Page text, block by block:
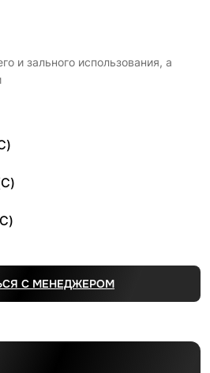
и зального использования, а
С МЕНЕДЖЕРОМ